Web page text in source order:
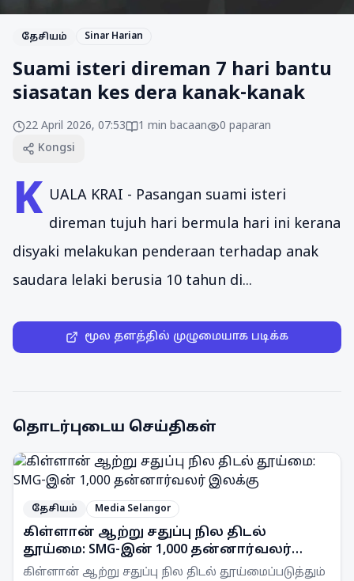
தேசியம் Sinar Harian
Suami isteri direman 7 hari bantu
siasatan kes dera kanak-kanak
22 April 2026, 07:53 1 min bacaan 0 paparan
Kongsi
K UALA KRAI - Pasangan suami isteri
direman tujuh hari bermula hari ini kerana
disyaki melakukan penderaan terhadap anak
saudara lelaki berusia 10 tahun di...
மூல தளத்தில் முழுமையாக படிக்க
தொடர்புடைய செய்திகள்
தேசியம் Media Selangor
கிள்ளான் ஆற்று சதுப்பு நில திடல்
தூய்மை: SMG-இன் 1,000 தன்னார்வலர்
இலக்கு
கிள்ளான் ஆற்று சதுப்பு நில திடல் தூய்மைப்படுத்தும்